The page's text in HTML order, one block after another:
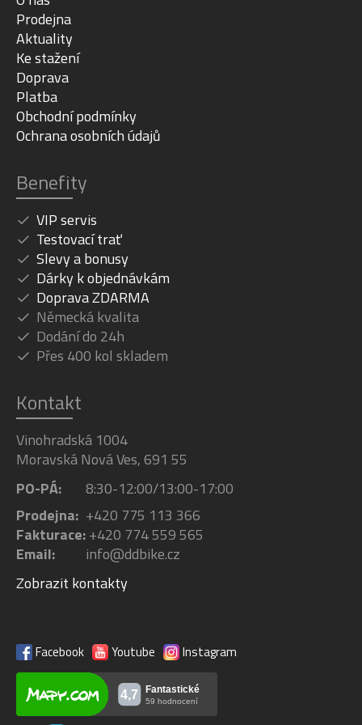
Barva
Prodejna
Aktuality
Ke stažení
Doprava
Platba
Obchodní podmínky
Ochrana osobních údajů
Benefity
VIP servis
Testovací trať
Slevy a bonusy
Dárky k objednávkám
Doprava ZDARMA
Německá kvalita
Dodání do 24h
Přes 400 kol skladem
Kontakt
Vinohradská 1004
Moravská Nová Ves, 691 55
PO-PÁ:
8:30-12:00/13:00-17:00
Prodejna: +420 775 113 366
Fakturace:+420 774 559 565
Email:
info@ddbike.cz
Zobrazit kontakty
Facebook Youtube Instagram